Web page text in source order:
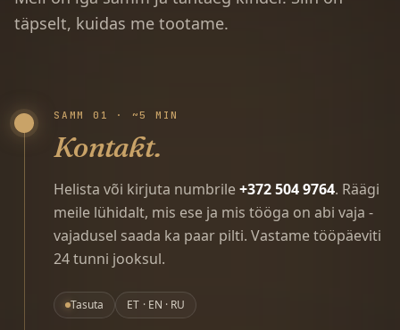
täpselt, kuidas me tootame.
SAMM 01 · ~5 MIN
Kontakt.
Helista või kirjuta numbrile+372 504 9764. Räägi
meile lühidalt, mis ese ja mis tööga on abi vaja -
vajadusel saada ka paar pilti. Vastame tööpäeviti
24 tunni jooksul.
Tasuta ET · EN · RU